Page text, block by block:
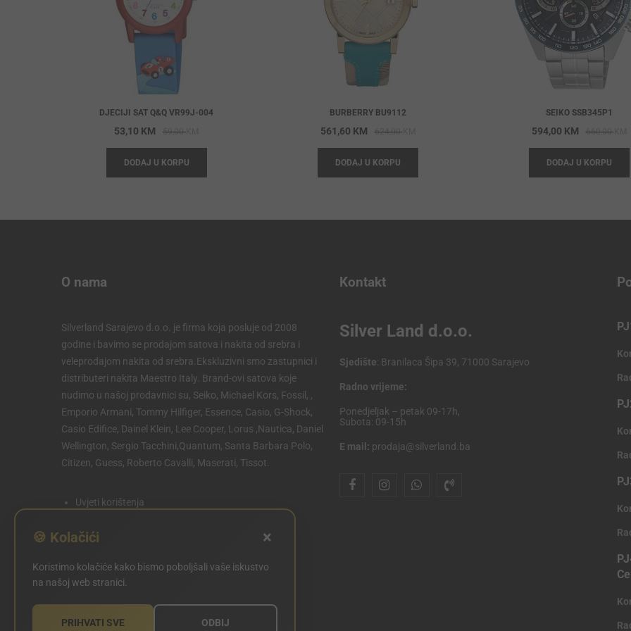
DJECIJI SAT Q&Q VR99J-004
59,00
price
59,00 KM.
53,10 KM
price
53,10 KM.
DODAJ U KORPU
BURBERRY BU9112
624,00KM
price
624,00 KM.
561,60 KM
price
561,60 KM.
DODAJ U KORPU
SEIKO SSB345P1
660,00KM
594,00 KM
DODAJ U KORPU
O nama
Silverland Sarajevo d.o.o. je firma koja posluje od 2008
godine i bavimo se prodajom satova i nakita od srebra i
veleprodajom nakita od srebra.Ekskluzivni smo zastupnici i
distributeri nakita Maestro Italy. Brand-ovi satova koje
nudimo u našoj prodavnici su, Seiko, Michael Kors, Fossil, ,
Emporio Armani, Tommy Hilfiger, Essence, Casio, G-Shock,
Casio Edifice, Dainel Klein, Lee Cooper, Lorus ,Nautica, Daniel
Wellington, Sergio Tacchini,Quantum, Santa Barbara Polo,
Citizen, Guess, Roberto Cavalli, Maserati, Tissot.
Uvjeti korištenja
Politika kolačića
POSTAVKE KOLAČIĆA
Kontakt
Silver Land d.o.o.
Sjedište: Branilaca Šipa 39, 71000 Sarajevo
Radno vrijeme:
Ponedjeljak – petak 09-17h,
Subota: 09-15h
E mail: prodaja@silverland.ba
🍪 Kolačići ×
Koristimo kolačiće kako bismo poboljšali vaše iskustvo
na našoj web stranici.
PRIHVATI SVE ODBIJ